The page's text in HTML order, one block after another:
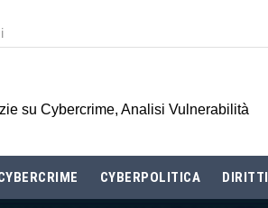
su Cybercrime, Analisi Vulnerabilità
CYBERPOLITICA DIRITTI